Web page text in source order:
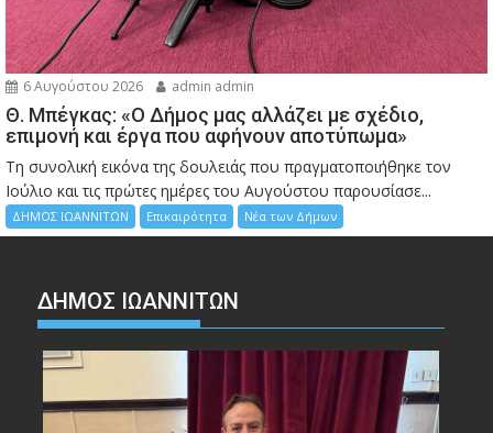
6 Αυγούστου 2026 admin admin
Θ. Μπέγκας: «Ο Δήμος μας αλλάζει με σχέδιο,
επιμονή και έργα που αφήνουν αποτύπωμα»
Τη συνολική εικόνα της δουλειάς που πραγματοποιήθηκε τον
Ιούλιο και τις πρώτες ημέρες του Αυγούστου παρουσίασε...
ΔΗΜΟΣ ΙΩΑΝΝΙΤΩΝ Επικαιρότητα Νέα των Δήμων
ΔΗΜΟΣ ΙΩΑΝΝΙΤΩΝ